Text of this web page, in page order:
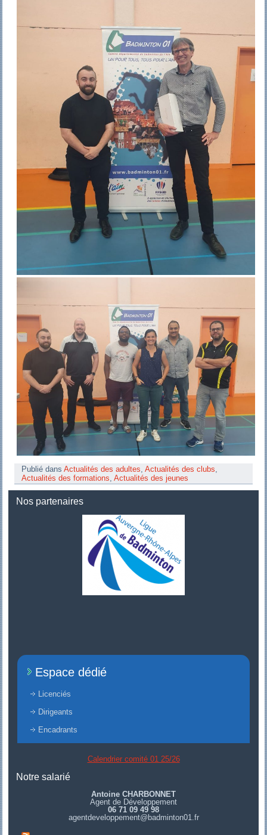
Publié dans Actualités des adultes,Actualités des clubs,
Actualités des formations,Actualités des jeunes
Nos partenaires
Espace dédié
Licenciés
Dirigeants
Encadrants
Calendrier comité 01 25/26
Notre salarié
Antoine CHARBONNET
Agent de Développement
06 71 09 49 98
agentdeveloppement@badminton01.fr